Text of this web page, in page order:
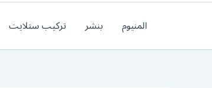
المنيوم بنشر تركيب ستلايت